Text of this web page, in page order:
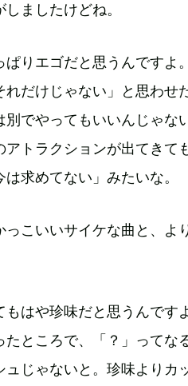
ましたけどね。
ぱりエゴだと思うんですよ
だけじゃない」と思わせ
でやってもいいんじゃな
トラクションが出てきて
求めてない」みたいな。
こいいサイケな曲と、よ
はや珍味だと思うんです
ところで、「？」ってな
じゃないと。珍味よりカ